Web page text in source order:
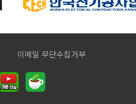
이메일 무단수집거부